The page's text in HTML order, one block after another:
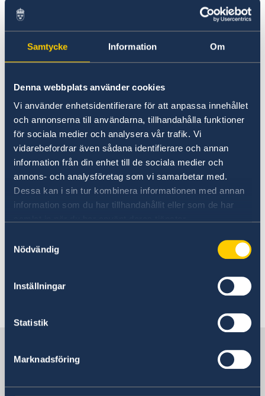
Samtycke Information Om
Denna webbplats använder cookies
Vi använder enhetsidentifierare för att anpassa innehållet
och annonserna till användarna, tillhandahålla funktioner
för sociala medier och analysera vår trafik. Vi
vidarebefordrar även sådana identifierare och annan
information från din enhet till de sociala medier och
annons- och analysföretag som vi samarbetar med.
Dessa kan i sin tur kombinera informationen med annan
information som du har tillhandahållit eller som de har
Nödvändig
Inställningar
Statistik
Marknadsföring
During the event a sustainable business
network for Swedish companies was
introduced which will arrange meetings
companies develop their competences even
further when it comes to complying with the
goals.
There was a discussion regarding different
issues companies are facing in Mozambique
and solutions were shared in between the
participants. It was stressed that it is important
to share experience and tips. During the event
the initiation of the work to promote the
Swedish concept called “Smart City” was
presented as a way of opening up for new
Sveriges ambassad